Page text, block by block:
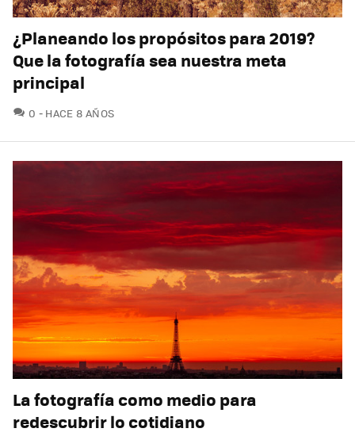
¿Planeando los propósitos para 2019?
Que la fotografía sea nuestra meta
principal
0 COMENTARIOS
HACE 8 AÑOS
La fotografía como medio para
redescubrir lo cotidiano